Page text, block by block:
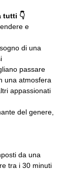
tutti 👇
e
di una
passare
una atmosfera
appassionati
del genere,
da una
tra i 30 minuti